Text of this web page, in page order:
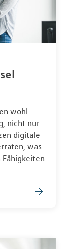
wohl
nicht nur
digitale
was